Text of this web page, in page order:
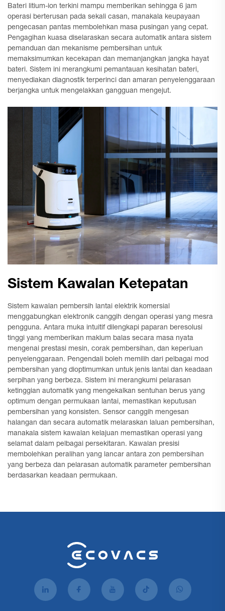
Bateri litium-ion terkini mampu memberikan sehingga 6 jam
operasi berterusan pada sekali casan, manakala keupayaan
pengecasan pantas membolehkan masa pusingan yang cepat.
Pengagihan kuasa diselaraskan secara automatik antara sistem
pemanduan dan mekanisme pembersihan untuk
memaksimumkan kecekapan dan memanjangkan jangka hayat
bateri. Sistem ini merangkumi pemantauan kesihatan bateri,
menyediakan diagnostik terperinci dan amaran penyelenggaraan
berjangka untuk mengelakkan gangguan mengejut.
Sistem Kawalan Ketepatan
Sistem kawalan pembersih lantai elektrik komersial
menggabungkan elektronik canggih dengan operasi yang mesra
pengguna. Antara muka intuitif dilengkapi paparan beresolusi
tinggi yang memberikan maklum balas secara masa nyata
mengenai prestasi mesin, corak pembersihan, dan keperluan
penyelenggaraan. Pengendali boleh memilih dari pelbagai mod
pembersihan yang dioptimumkan untuk jenis lantai dan keadaan
serpihan yang berbeza. Sistem ini merangkumi pelarasan
ketinggian automatik yang mengekalkan sentuhan berus yang
optimum dengan permukaan lantai, memastikan keputusan
pembersihan yang konsisten. Sensor canggih mengesan
halangan dan secara automatik melaraskan laluan pembersihan,
manakala sistem kawalan kelajuan memastikan operasi yang
selamat dalam pelbagai persekitaran. Kawalan presisi
membolehkan peralihan yang lancar antara zon pembersihan
yang berbeza dan pelarasan automatik parameter pembersihan
berdasarkan keadaan permukaan.